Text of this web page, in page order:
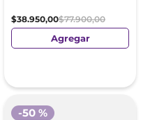
$38.950,00$77.900,00
Agregar
-50 %